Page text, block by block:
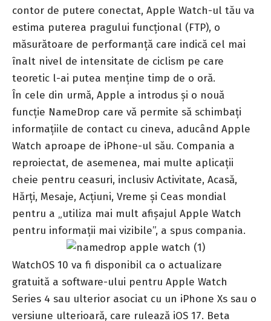
contor de putere conectat, Apple Watch-ul tău va
estima puterea pragului funcțional (FTP), o
măsurătoare de performanță care indică cel mai
înalt nivel de intensitate de ciclism pe care
teoretic l-ai putea menține timp de o oră.
În cele din urmă, Apple a introdus și o nouă
funcție NameDrop care vă permite să schimbați
informațiile de contact cu cineva, aducând Apple
Watch aproape de iPhone-ul său. Compania a
reproiectat, de asemenea, mai multe aplicații
cheie pentru ceasuri, inclusiv Activitate, Acasă,
Hărți, Mesaje, Acțiuni, Vreme și Ceas mondial
pentru a „utiliza mai mult afișajul Apple Watch
pentru informații mai vizibile”, a spus compania.
WatchOS 10 va fi disponibil ca o actualizare
gratuită a software-ului pentru Apple Watch
Series 4 sau ulterior asociat cu un iPhone Xs sau o
versiune ulterioară, care rulează iOS 17. Beta